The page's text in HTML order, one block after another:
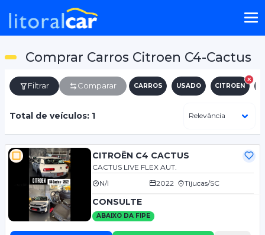
Comprar Carros Citroen C4-Cactus
Filtrar Comparar CARROS USADO CITROEN
Total de veículos: 1
CITROËN C4 CACTUS
CACTUS LIVE FLEX AUT.
N/I
2022 Tijucas/SC
CONSULTE
ABAIXO DA FIPE